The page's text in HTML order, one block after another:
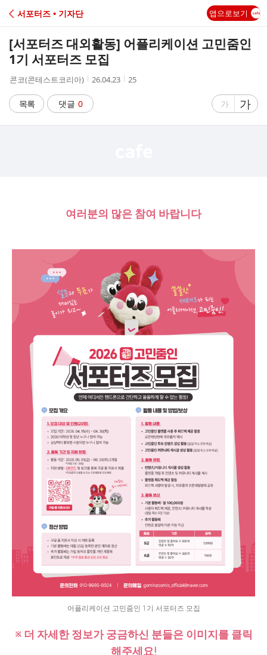
C
A
서포터즈 • 기자단 앱으로보기
[서포터즈 대외활동] 어플리케이션 고민줌인
1기 서포터즈 모집
작
자
콘코(콘테스트코리아)
작
시
간
26.04.23
조
25
목록 댓글 0
글
가
글
자
가
여러분의 많은 참여 바랍니다
어플리케이션 고민줌인 1기 서포터즈 모집
※ 더 자세한 정보가 궁금하신 분들은 이미지를 클릭
해주세요!